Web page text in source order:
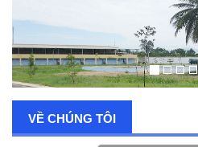
VỀ CHÚNG TÔI